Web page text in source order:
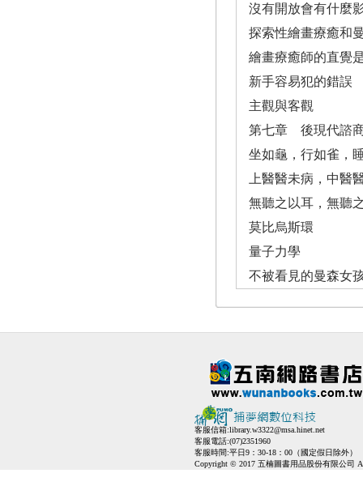
沒有開放會有什麼
探索性繪畫療癒和
繪畫療癒師的直覺
新手容易犯的錯誤
主觀與客觀
第七章 後現代諮
坐如龜，行如雀，
上醫醫未病，中醫
無聽之以耳，無聽
莫比烏斯環
量子力學
不被看見的曼森女
客服信箱:library.w3322@msa.hinet.net
客服電話:(07)2351960
客服時間:平日9：30-18：00（國定假日除外）
Copyright © 2017 五楠圖書用品股份有限公司